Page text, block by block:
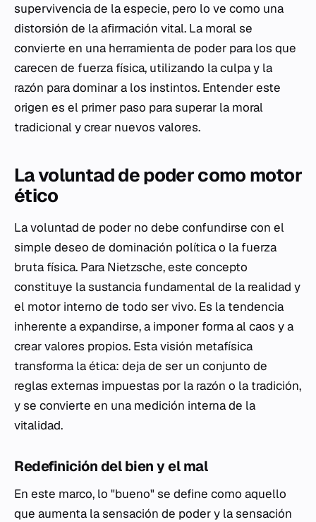
supervivencia de la especie, pero lo ve como una
distorsión de la afirmación vital. La moral se
convierte en una herramienta de poder para los que
carecen de fuerza física, utilizando la culpa y la
razón para dominar a los instintos. Entender este
origen es el primer paso para superar la moral
tradicional y crear nuevos valores.
La voluntad de poder como motor
ético
La voluntad de poder no debe confundirse con el
simple deseo de dominación política o la fuerza
bruta física. Para Nietzsche, este concepto
constituye la sustancia fundamental de la realidad y
el motor interno de todo ser vivo. Es la tendencia
inherente a expandirse, a imponer forma al caos y a
crear valores propios. Esta visión metafísica
transforma la ética: deja de ser un conjunto de
reglas externas impuestas por la razón o la tradición,
y se convierte en una medición interna de la
vitalidad.
Redefinición del bien y el mal
En este marco, lo "bueno" se define como aquello
que aumenta la sensación de poder y la sensación